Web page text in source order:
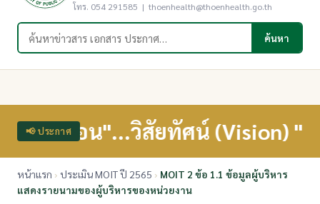
โทร. 054 291585 | thoenhealth@thoenhealth.go.th
ค้นหาในเว็บไซต์
ค้นหา
📢 ประกาศ
อน"...วิสัยทัศน์ (Vision) "เป็
หน้าแรก › ประเมิน MOIT ปี 2565 › MOIT 2 ข้อ 1.1 ข้อมูลผู้บริหาร
แสดงรายนามของผู้บริหารของหน่วยงาน